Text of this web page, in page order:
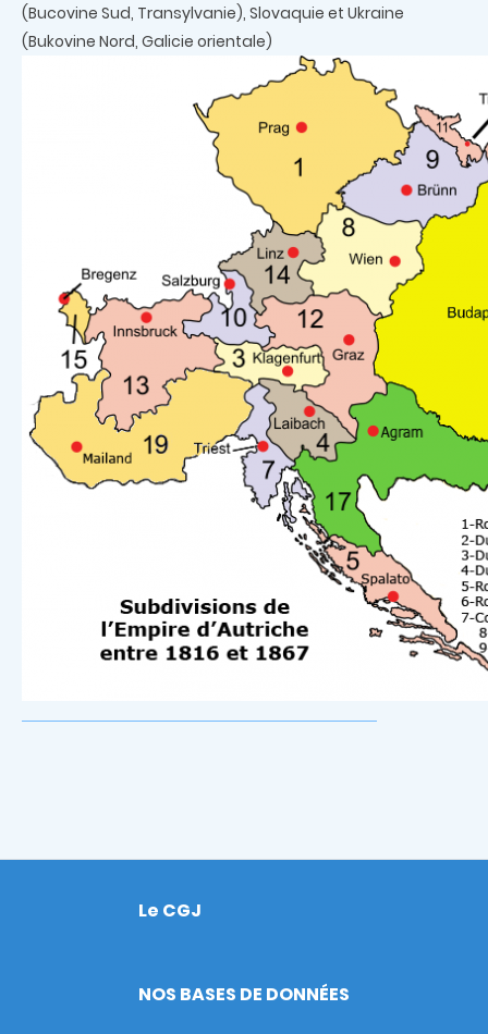
(Bucovine Sud, Transylvanie), Slovaquie et Ukraine
(Bukovine Nord, Galicie orientale)
Footer
Le CGJ
NOS BASES DE DONNÉES